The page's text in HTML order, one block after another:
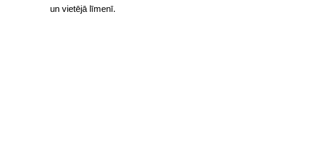
un vietējā līmenī.